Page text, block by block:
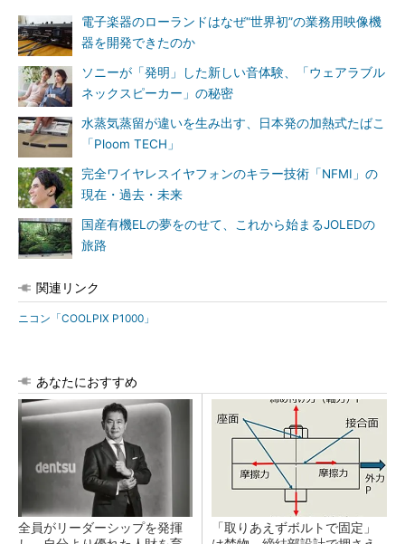
電子楽器のローランドはなぜ“世界初”の業務用映像機
器を開発できたのか
ソニーが「発明」した新しい音体験、「ウェアラブル
ネックスピーカー」の秘密
水蒸気蒸留が違いを生み出す、日本発の加熱式たばこ
「Ploom TECH」
完全ワイヤレスイヤフォンのキラー技術「NFMI」の
現在・過去・未来
国産有機ELの夢をのせて、これから始まるJOLEDの
旅路
関連リンク
ニコン「COOLPIX P1000」
あなたにおすすめ
全員がリーダーシップを発揮
「取りあえずボルトで固定」